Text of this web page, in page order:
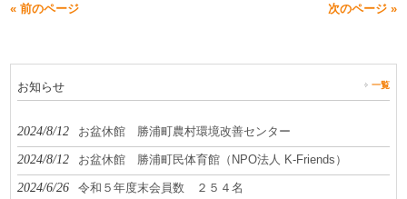
« 前のページ 次のページ »
お知らせ 一覧
2024/8/12 お盆休館 勝浦町農村環境改善センター
2024/8/12 お盆休館 勝浦町民体育館（NPO法人 K-Friends）
2024/6/26 令和５年度末会員数 ２５４名